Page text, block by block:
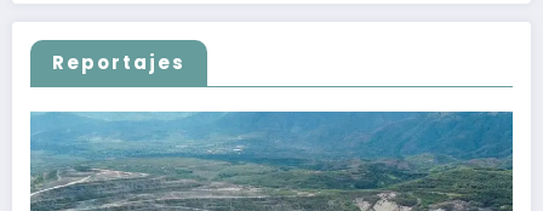
Reportajes